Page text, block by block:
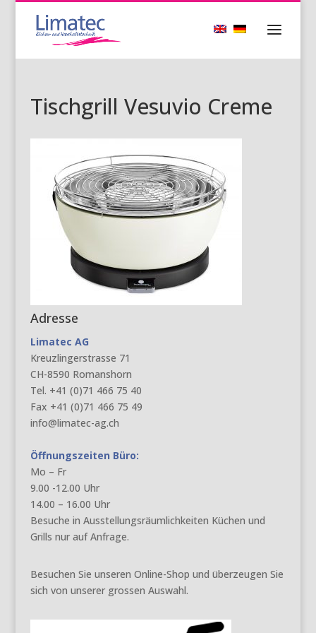
Tischgrill Vesuvio Creme
Adresse
Limatec AG
Kreuzlingerstrasse 71
CH-8590 Romanshorn
Tel. +41 (0)71 466 75 40
Fax +41 (0)71 466 75 49
info@limatec-ag.ch
Öffnungszeiten Büro:
Mo – Fr
9.00 -12.00 Uhr
14.00 – 16.00 Uhr
Besuche in Ausstellungsräumlichkeiten Küchen und
Grills nur auf Anfrage.
Besuchen Sie unseren Online-Shop und überzeugen Sie
sich von unserer grossen Auswahl.